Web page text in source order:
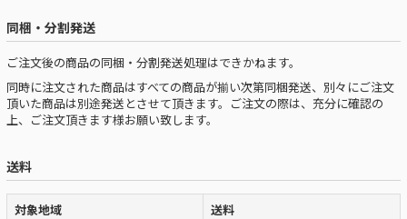
同梱・分割発送
ご注文後の商品の同梱・分割発送処理はできかねます。
同時に注文された商品はすべての商品が揃い次第同梱発送、別々にご注文
頂いた商品は別途発送とさせて頂きます。ご注文の際は、充分に確認の
上、ご注文頂きます様お願い致します。
送料
対象地域
送料